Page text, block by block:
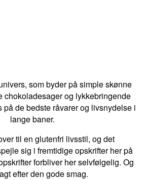
som byder på simple skønne
chokoladesager og lykkebringende
de bedste råvarer og livsnydelse i
lange baner.
til en glutenfri livsstil, og det
sig i fremtidige opskrifter her på
forbliver her selvfølgelig. Og
efter den gode smag.